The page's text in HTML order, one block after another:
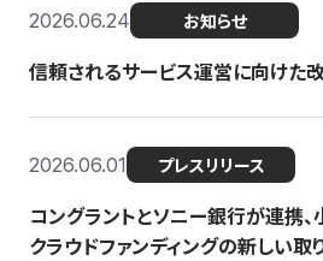
2026.06.24 お知らせ
信頼されるサービス運営に向けた
2026.06.01 プレスリリース
コングラントとソニー銀行が連携
クラウドファンディングの新しい取